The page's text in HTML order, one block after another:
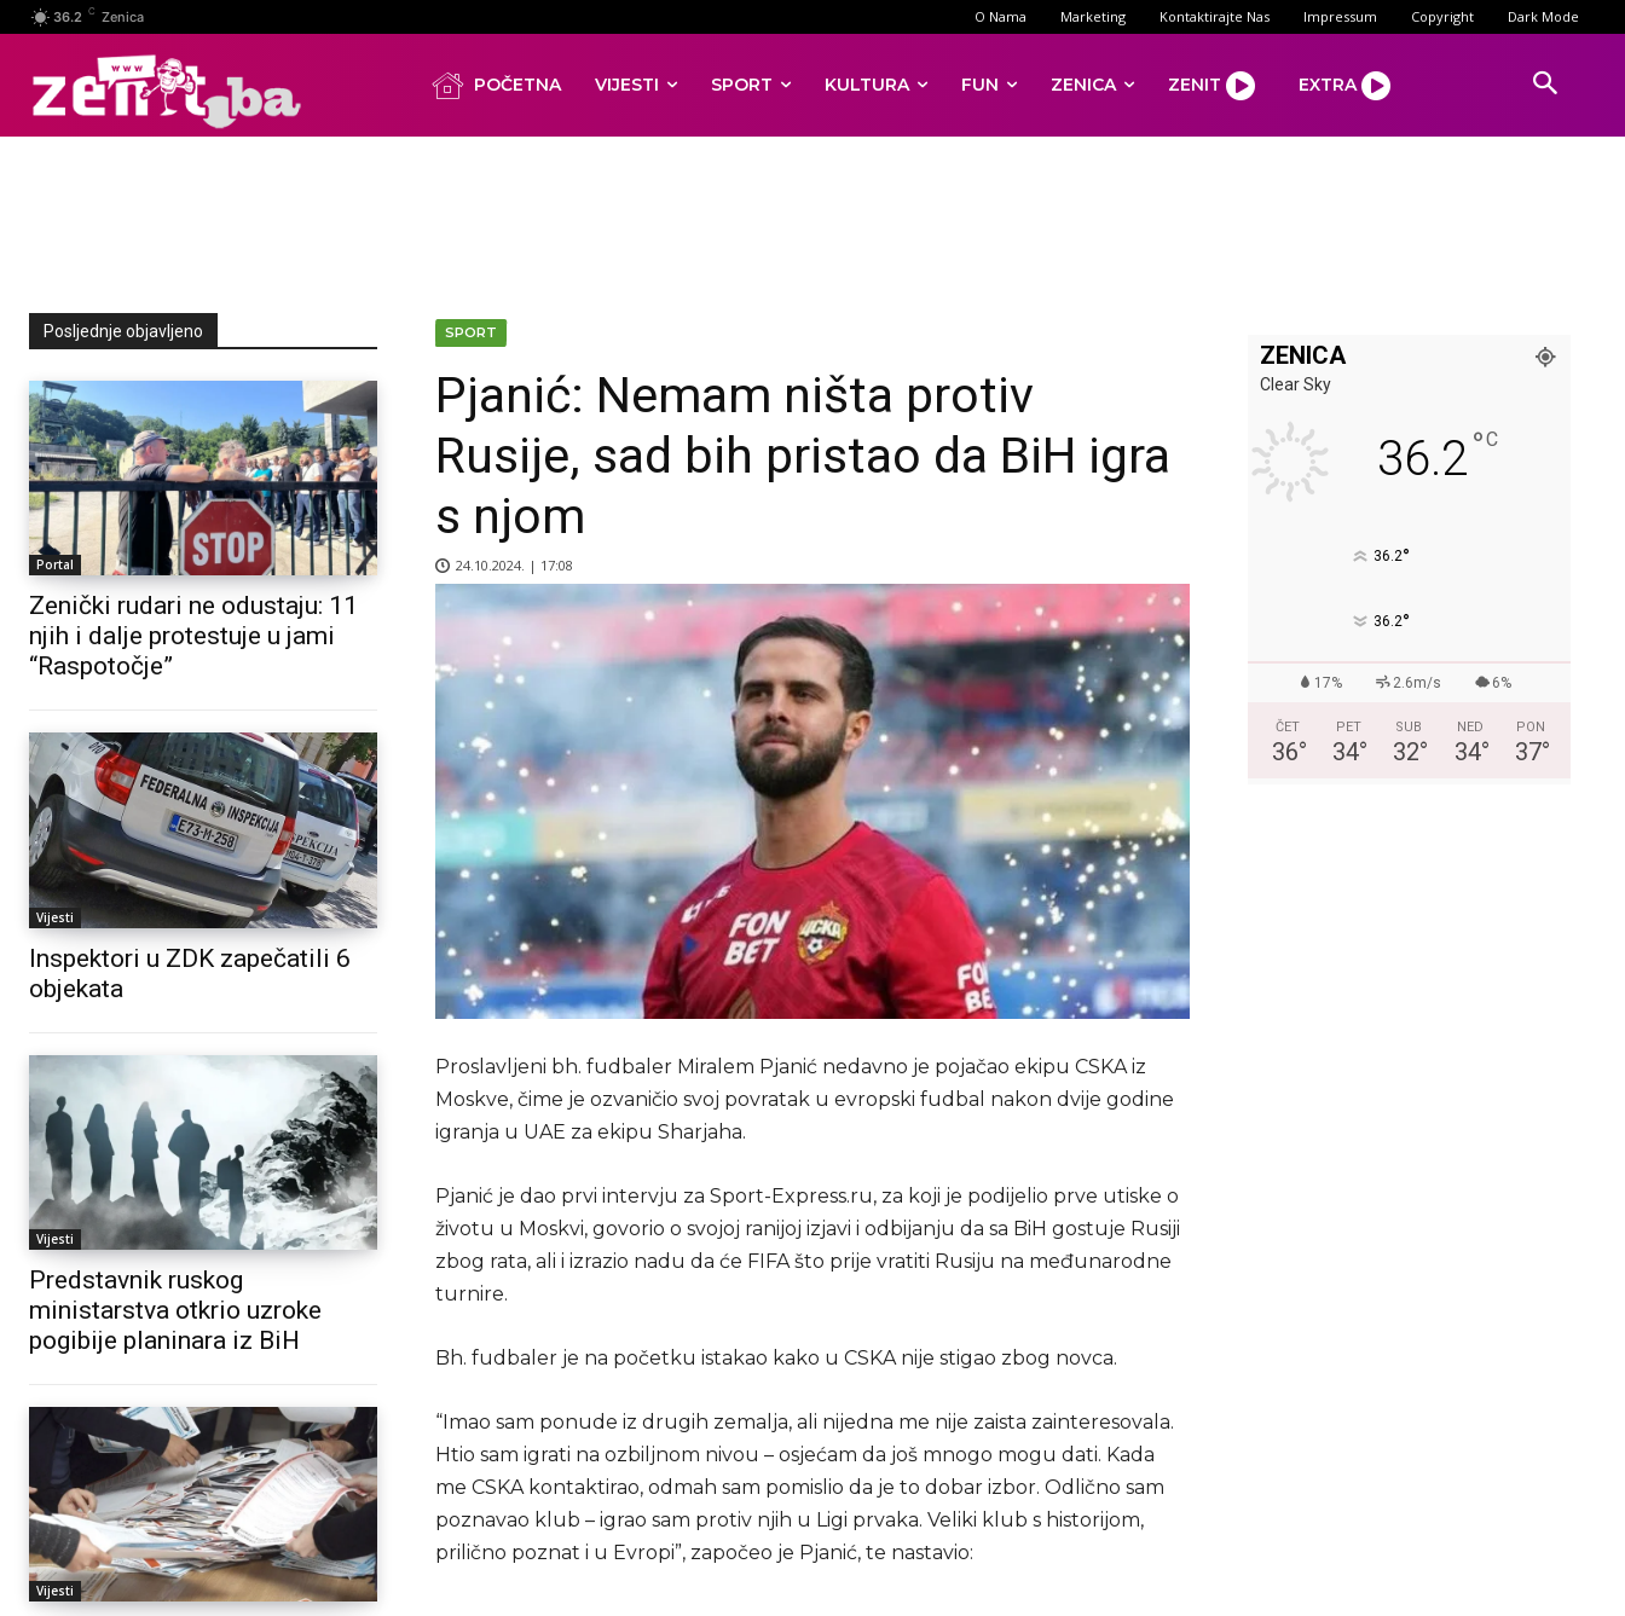
36.2 C Zenica O Nama Marketing Kontaktirajte Nas Impressum Copyright Dark Mode
POČETNA VIJESTI SPORT KULTURA FUN ZENICA ZENIT EXTRA
Posljednje objavljeno
Portal
Zenički rudari ne odustaju: 11
njih i dalje protestuje u jami
“Raspotočje”
Vijesti
Inspektori u ZDK zapečatili 6
objekata
Vijesti
Predstavnik ruskog
ministarstva otkrio uzroke
pogibije planinara iz BiH
Vijesti
SPORT
Pjanić: Nemam ništa protiv
Rusije, sad bih pristao da BiH igra
s njom
24.10.2024. | 17:08
Proslavljeni bh. fudbaler Miralem Pjanić nedavno je pojačao ekipu CSKA iz
Moskve, čime je ozvaničio svoj povratak u evropski fudbal nakon dvije godine
igranja u UAE za ekipu Sharjaha.
Pjanić je dao prvi intervju za Sport-Express.ru, za koji je podijelio prve utiske o
životu u Moskvi, govorio o svojoj ranijoj izjavi i odbijanju da sa BiH gostuje Rusiji
zbog rata, ali i izrazio nadu da će FIFA što prije vratiti Rusiju na međunarodne
turnire.
Bh. fudbaler je na početku istakao kako u CSKA nije stigao zbog novca.
“Imao sam ponude iz drugih zemalja, ali nijedna me nije zaista zainteresovala.
Htio sam igrati na ozbiljnom nivou – osjećam da još mnogo mogu dati. Kada
me CSKA kontaktirao, odmah sam pomislio da je to dobar izbor. Odlično sam
poznavao klub – igrao sam protiv njih u Ligi prvaka. Veliki klub s historijom,
prilično poznat i u Evropi”, započeo je Pjanić, te nastavio:
ZENICA
Clear Sky
36.2°C
36.2°
36.2°
17% 2.6m/s 6%
ČET
36°
PET
34°
SUB
32°
NED
34°
PON
37°